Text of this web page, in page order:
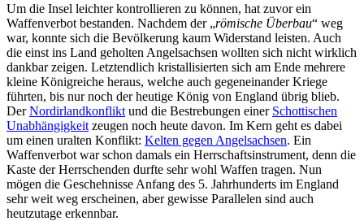
Um die Insel leichter kontrollieren zu können, hat zuvor ein
Waffenverbot bestanden. Nachdem der „römische Überbau“ weg
war, konnte sich die Bevölkerung kaum Widerstand leisten. Auch
die einst ins Land geholten Angelsachsen wollten sich nicht wirklich
dankbar zeigen. Letztendlich kristallisierten sich am Ende mehrere
kleine Königreiche heraus, welche auch gegeneinander Kriege
führten, bis nur noch der heutige König von England übrig blieb.
DerNordirlandkonflikt und die Bestrebungen einer Schottischen
Unabhängigkeit zeugen noch heute davon. Im Kern geht es dabei
um einen uralten Konflikt: Kelten gegen Angelsachsen. Ein
Waffenverbot war schon damals ein Herrschaftsinstrument, denn die
Kaste der Herrschenden durfte sehr wohl Waffen tragen. Nun
mögen die Geschehnisse Anfang des 5. Jahrhunderts im England
sehr weit weg erscheinen, aber gewisse Parallelen sind auch
heutzutage erkennbar.